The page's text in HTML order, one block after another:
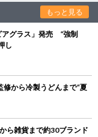
もっと見る
アグラス」発売 “強制
し
から冷製うどんまで“夏
ら雑貨まで約30ブランド